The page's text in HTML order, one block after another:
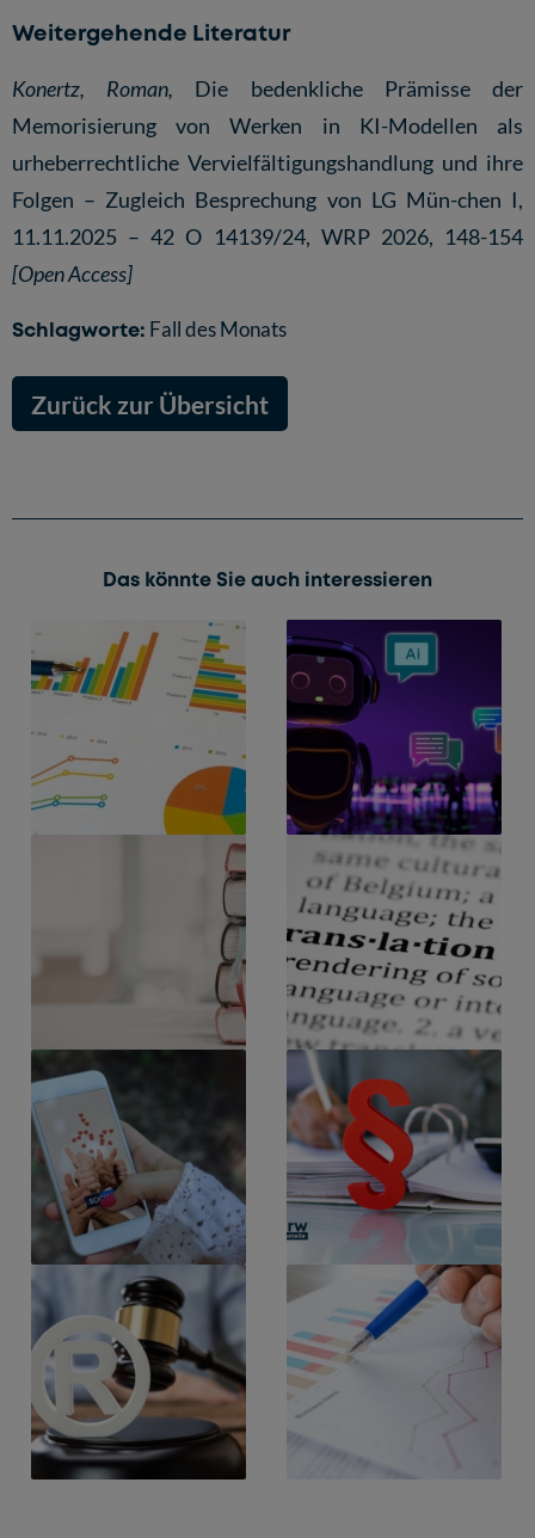
Weitergehende Literatur
Konertz, Roman, Die bedenkliche Prämisse der
Memorisierung von Werken in KI-Modellen als
urheberrechtliche Vervielfältigungshandlung und ihre
Folgen – Zugleich Besprechung von LG Mün-chen I,
11.11.2025 – 42 O 14139/24, WRP 2026, 148-154
[Open Access]
Schlagworte: Fall des Monats
Zurück zur Übersicht
Das könnte Sie auch interessieren